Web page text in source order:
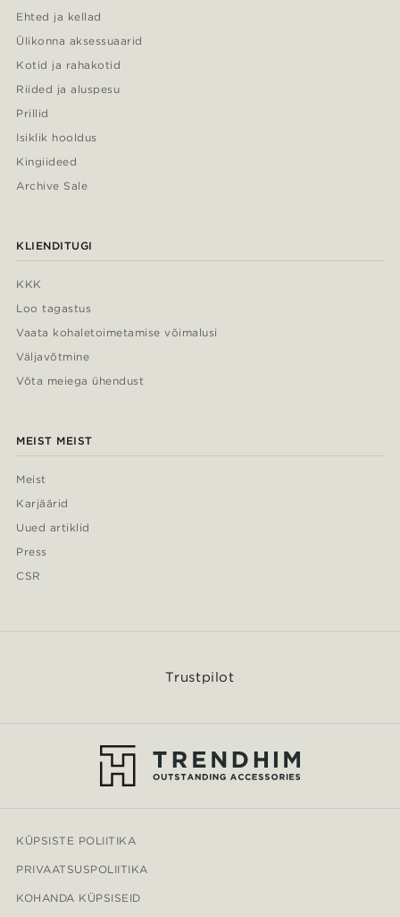
Ehted ja kellad
Ülikonna aksessuaarid
Kotid ja rahakotid
Riided ja aluspesu
Prillid
Isiklik hooldus
Kingiideed
Archive Sale
KLIENDITUGI
KKK
Loo tagastus
Vaata kohaletoimetamise võimalusi
Väljavõtmine
Võta meiega ühendust
MEIST MEIST
Meist
Karjäärid
Uued artiklid
Press
CSR
Trustpilot
KÜPSISTE POLIITIKA
PRIVAATSUSPOLIITIKA
KOHANDA KÜPSISEID